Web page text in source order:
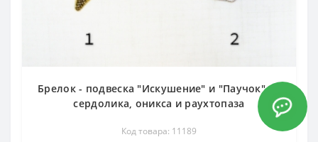
Брелок - подвеска "Искушение" и "Паучок" из
сердолика, оникса и раухтопаза
Код товара: 11189